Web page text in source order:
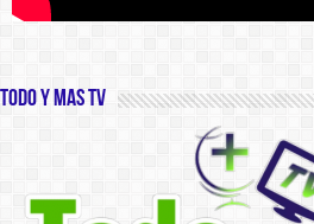
Todo y Mas TV